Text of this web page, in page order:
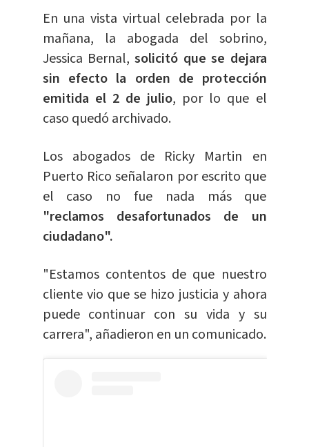
En una vista virtual celebrada por la
mañana, la abogada del sobrino,
Jessica Bernal, solicitó que se dejara
sin efecto la orden de protección
emitida el 2 de julio, por lo que el
caso quedó archivado.
Los abogados de Ricky Martin en
Puerto Rico señalaron por escrito que
el caso no fue nada más que
"reclamos desafortunados de un
ciudadano".
"Estamos contentos de que nuestro
cliente vio que se hizo justicia y ahora
puede continuar con su vida y su
carrera", añadieron en un comunicado.